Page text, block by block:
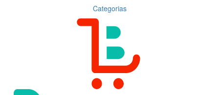
Categorias